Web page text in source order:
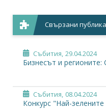
Свързани
Събития, 29.04.2024
Бизнесът и регионите:
Събития, 08.04.2024
Конкурс "Най-